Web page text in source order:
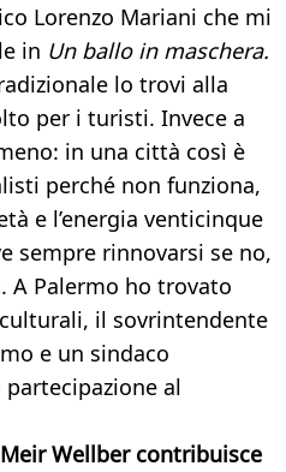
Lorenzo Mariani che mi
in Un ballo in maschera.
lo trovi alla
per i turisti. Invece a
in una città così è
perché non funziona,
e l’energia venticinque
sempre rinnovarsi se no,
A Palermo ho trovato
il sovrintendente
e un sindaco
al
Wellber contribuisce